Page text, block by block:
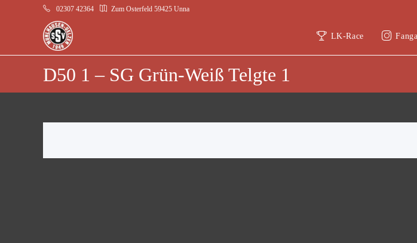
02307 42364 Zum Osterfeld 59425 Unna
LK-Race
D50 1 – SG Grün-Weiß Telgte 1